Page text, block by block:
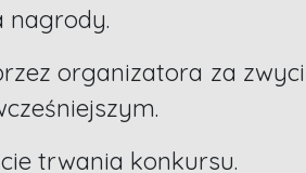
nagrody.
organizatora za
trwania konkursu.